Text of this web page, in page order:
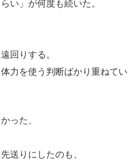
い」が何度も続いた。
回りする。
力を使う判断ばかり重ねてい
った、
送りにしたのも、